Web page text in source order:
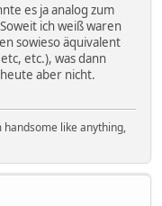
es ja analog zum
ich weiß waren
sowieso äquivalent
etc.), was dann
aber nicht.
handsome like anything,